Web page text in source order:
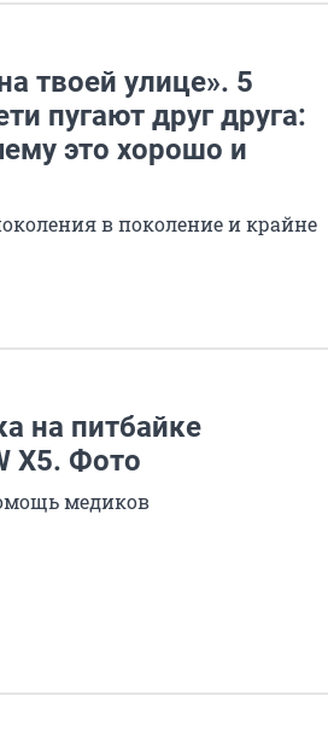
твоей улице». 5
пугают друг друга:
это хорошо и
в поколение и крайне
на питбайке
X5. Фото
медиков